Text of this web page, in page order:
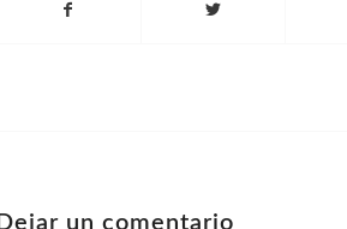
Dejar un comentario